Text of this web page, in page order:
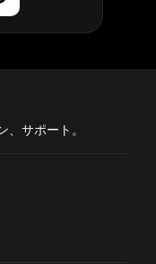
サポート。